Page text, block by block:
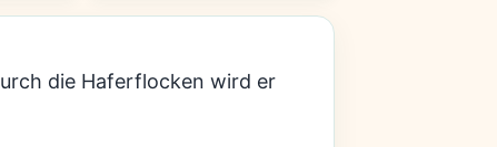
die Haferflocken wird er